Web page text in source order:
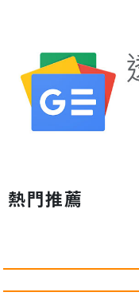
熱門推薦